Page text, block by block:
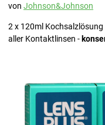
von Johnson&Johnson
2 x 120ml
aller Kontaktlinsen -